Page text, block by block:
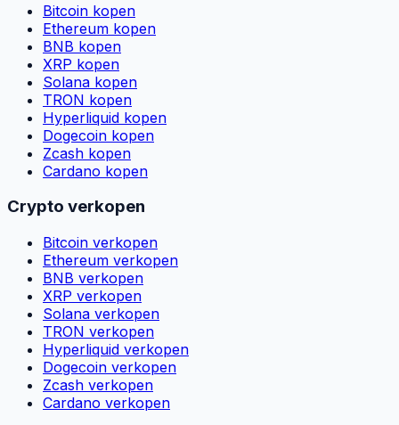
Bitcoin kopen
Ethereum kopen
BNB kopen
XRP kopen
Solana kopen
TRON kopen
Hyperliquid kopen
Dogecoin kopen
Zcash kopen
Cardano kopen
Crypto verkopen
Bitcoin verkopen
Ethereum verkopen
BNB verkopen
XRP verkopen
Solana verkopen
TRON verkopen
Hyperliquid verkopen
Dogecoin verkopen
Zcash verkopen
Cardano verkopen